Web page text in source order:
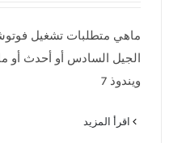
ويندوذ 7